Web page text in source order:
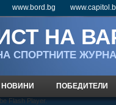
www.bord.bg
НА
СПОРТНИТЕ
НОВИНИ ПОБЕДИТЕЛИ
Flash Player.